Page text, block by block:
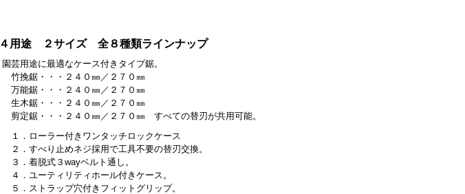
４用途 ２サイズ 全８種類ラインナップ
園芸用途に最適なケース付きタイプ鋸。
竹挽鋸・・・２４０㎜／２７０㎜
万能鋸・・・２４０㎜／２７０㎜
生木鋸・・・２４０㎜／２７０㎜
剪定鋸・・・２４０㎜／２７０㎜ すべての替刃が共用可能。
１．ローラー付きワンタッチロックケース
２．すべり止めネジ採用で工具不要の替刃交換。
３．着脱式３wayベルト通し。
４．ユーティリティホール付きケース。
５．ストラップ穴付きフィットグリップ。